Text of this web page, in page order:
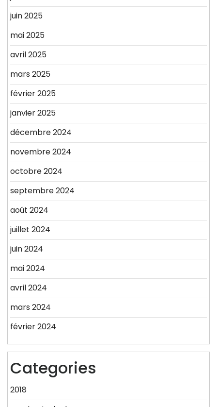
juin 2025
mai 2025
avril 2025
mars 2025
février 2025
janvier 2025
décembre 2024
novembre 2024
octobre 2024
septembre 2024
août 2024
juillet 2024
juin 2024
mai 2024
avril 2024
mars 2024
février 2024
Categories
2018